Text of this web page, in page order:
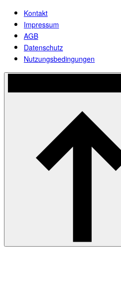
Kontakt
Impressum
AGB
Datenschutz
Nutzungsbedingungen